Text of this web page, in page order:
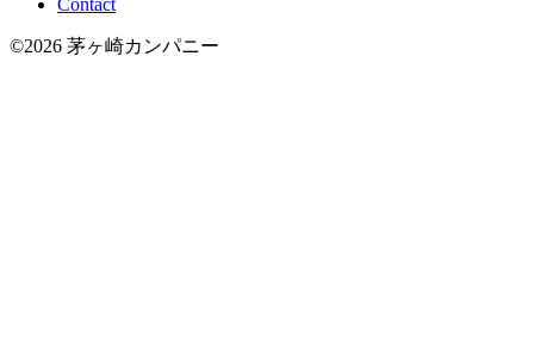
©2026 茅ヶ崎カンパニー